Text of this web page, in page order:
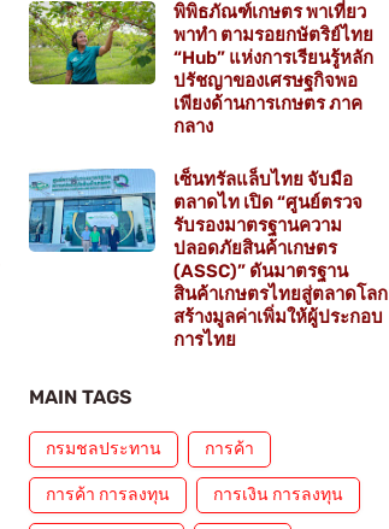
พิพิธภัณฑ์เกษตร พาเที่ยว
พาทำ ตามรอยกษัตริย์ไทย
“Hub” แห่งการเรียนรู้หลัก
ปรัชญาของเศรษฐกิจพอ
เพียงด้านการเกษตร ภาค
กลาง
เซ็นทรัลแล็บไทย จับมือ
ตลาดไท เปิด “ศูนย์ตรวจ
รับรองมาตรฐานความ
ปลอดภัยสินค้าเกษตร
(ASSC)” ดันมาตรฐาน
สินค้าเกษตรไทยสู่ตลาดโลก
สร้างมูลค่าเพิ่มให้ผู้ประกอบ
การไทย
MAIN TAGS
กรมชลประทาน การค้า
การค้า การลงทุน การเงิน การลงทุน